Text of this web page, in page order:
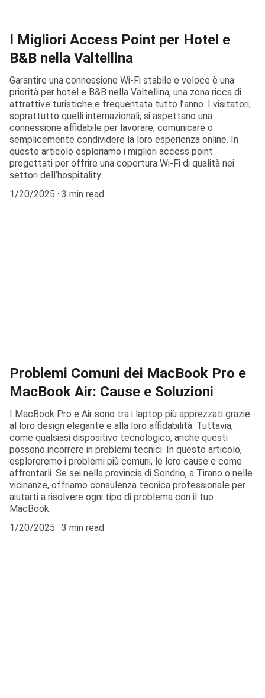
I Migliori Access Point per Hotel e
B&B nella Valtellina
Garantire una connessione Wi-Fi stabile e veloce è una
priorità per hotel e B&B nella Valtellina, una zona ricca di
attrattive turistiche e frequentata tutto l’anno. I visitatori,
soprattutto quelli internazionali, si aspettano una
connessione affidabile per lavorare, comunicare o
semplicemente condividere la loro esperienza online. In
questo articolo esploriamo i migliori access point
progettati per offrire una copertura Wi-Fi di qualità nei
settori dell’hospitality.
1/20/2025
3 min read
Problemi Comuni dei MacBook Pro e
MacBook Air: Cause e Soluzioni
I MacBook Pro e Air sono tra i laptop più apprezzati grazie
al loro design elegante e alla loro affidabilità. Tuttavia,
come qualsiasi dispositivo tecnologico, anche questi
possono incorrere in problemi tecnici. In questo articolo,
esploreremo i problemi più comuni, le loro cause e come
affrontarli. Se sei nella provincia di Sondrio, a Tirano o nelle
vicinanze, offriamo consulenza tecnica professionale per
aiutarti a risolvere ogni tipo di problema con il tuo
MacBook.
1/20/2025
3 min read